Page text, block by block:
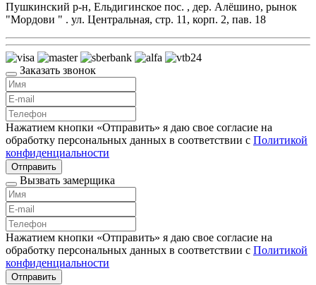
Пушкинский р-н, Ельдигинское пос. , дер. Алёшино, рынок
"Мордови " . ул. Центральная, стр. 11, корп. 2, пав. 18
Заказать звонок
Нажатием кнопки «Отправить» я даю свое согласие на
обработку персональных данных в соответствии с Политикой
конфиденциальности
Отправить
Вызвать замерщика
Нажатием кнопки «Отправить» я даю свое согласие на
обработку персональных данных в соответствии с Политикой
конфиденциальности
Отправить